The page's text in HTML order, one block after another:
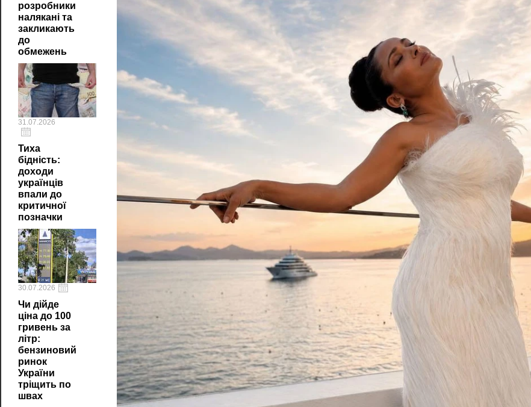
розробники
налякані та
закликають
до
обмежень
31.07.2026
Тиха
бідність:
доходи
українців
впали до
критичної
позначки
30.07.2026
Чи дійде
ціна до 100
гривень за
літр:
бензиновий
ринок
України
тріщить по
швах